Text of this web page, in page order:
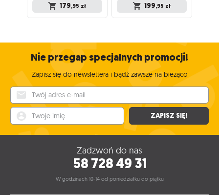
179,95 zł 199,95 zł
Nie przegap specjalnych promocji!
Zapisz się do newslettera i bądź zawsze na bieżąco
ZAPISZ SIĘ!
Zadzwoń do nas
58 728 49 31
W godzinach 10-14 od poniedziałku do piątku